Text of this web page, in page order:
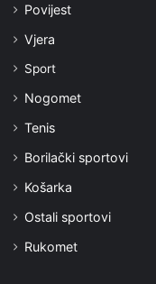
Povijest
Vjera
Sport
Nogomet
Tenis
Borilački sportovi
Košarka
Ostali sportovi
Rukomet